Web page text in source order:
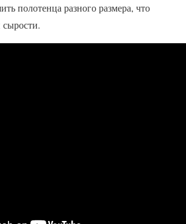
полотенца разного размера, что
сырости.